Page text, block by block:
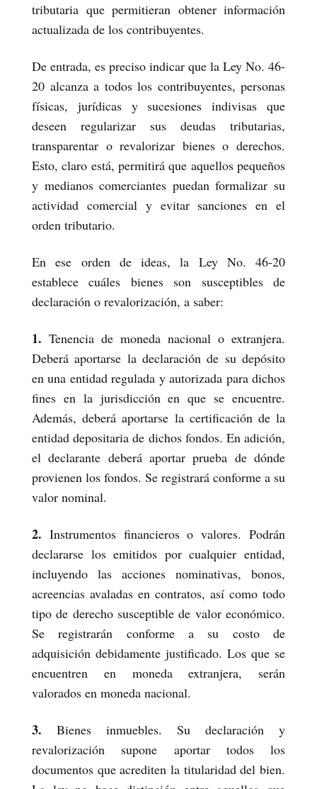
tributaria que permitieran obtener información
actualizada de los contribuyentes.
De entrada, es preciso indicar que la Ley No. 46-
20 alcanza a todos los contribuyentes, personas
físicas, jurídicas y sucesiones indivisas que
deseen regularizar sus deudas tributarias,
transparentar o revalorizar bienes o derechos.
Esto, claro está, permitirá que aquellos pequeños
y medianos comerciantes puedan formalizar su
actividad comercial y evitar sanciones en el
orden tributario.
En ese orden de ideas, la Ley No. 46-20
establece cuáles bienes son susceptibles de
declaración o revalorización, a saber:
1. Tenencia de moneda nacional o extranjera.
Deberá aportarse la declaración de su depósito
en una entidad regulada y autorizada para dichos
fines en la jurisdicción en que se encuentre.
Además, deberá aportarse la certificación de la
entidad depositaria de dichos fondos. En adición,
el declarante deberá aportar prueba de dónde
provienen los fondos. Se registrará conforme a su
valor nominal.
2. Instrumentos financieros o valores. Podrán
declararse los emitidos por cualquier entidad,
incluyendo las acciones nominativas, bonos,
acreencias avaladas en contratos, así como todo
tipo de derecho susceptible de valor económico.
Se registrarán conforme a su costo de
adquisición debidamente justificado. Los que se
encuentren en moneda extranjera, serán
valorados en moneda nacional.
3. Bienes inmuebles. Su declaración y
revalorización supone aportar todos los
documentos que acrediten la titularidad del bien.